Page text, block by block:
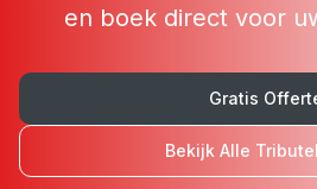
en boek direct voor
Gratis
Bekijk Alle